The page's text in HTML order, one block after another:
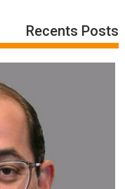
Recents Posts